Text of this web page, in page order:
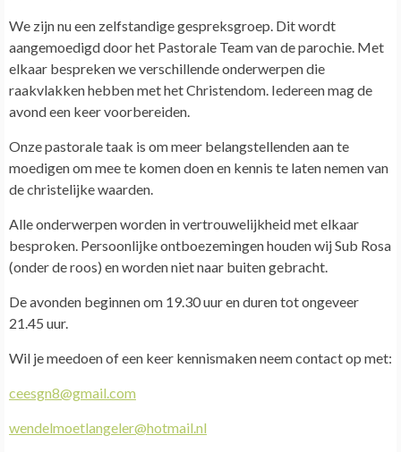
We zijn nu een zelfstandige gespreksgroep. Dit wordt
aangemoedigd door het Pastorale Team van de parochie. Met
elkaar bespreken we verschillende onderwerpen die
raakvlakken hebben met het Christendom. Iedereen mag de
avond een keer voorbereiden.
Onze pastorale taak is om meer belangstellenden aan te
moedigen om mee te komen doen en kennis te laten nemen van
de christelijke waarden.
Alle onderwerpen worden in vertrouwelijkheid met elkaar
besproken. Persoonlijke ontboezemingen houden wij Sub Rosa
(onder de roos) en worden niet naar buiten gebracht.
De avonden beginnen om 19.30 uur en duren tot ongeveer
21.45 uur.
Wil je meedoen of een keer kennismaken neem contact op met:
ceesgn8@gmail.com
wendelmoetlangeler@hotmail.nl